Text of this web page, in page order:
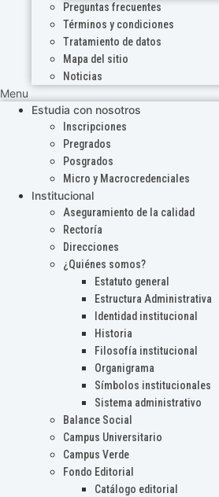
Preguntas frecuentes
Términos y condiciones
Tratamiento de datos
Mapa del sitio
Noticias
Menu
Estudia con nosotros
Inscripciones
Pregrados
Posgrados
Micro y Macrocredenciales
Institucional
Aseguramiento de la calidad
Rectoría
Direcciones
¿Quiénes somos?
Estatuto general
Estructura Administrativa
Identidad institucional
Historia
Filosofía institucional
Organigrama
Símbolos institucionales
Sistema administrativo
Balance Social
Campus Universitario
Campus Verde
Fondo Editorial
Catálogo editorial